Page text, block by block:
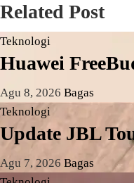
Related Post
Teknologi
Huawei
Agu 8, 2026 Bagas
Teknologi
Update JBL
Agu 7, 2026 Bagas